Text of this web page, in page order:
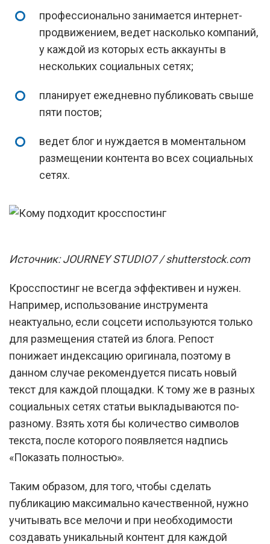
профессионально занимается интернет-
продвижением, ведет насколько компаний,
у каждой из которых есть аккаунты в
нескольких социальных сетях;
планирует ежедневно публиковать свыше
пяти постов;
ведет блог и нуждается в моментальном
размещении контента во всех социальных
сетях.
Источник: JOURNEY STUDIO7 / shutterstock.com
Кросспостинг не всегда эффективен и нужен.
Например, использование инструмента
неактуально, если соцсети используются только
для размещения статей из блога. Репост
понижает индексацию оригинала, поэтому в
данном случае рекомендуется писать новый
текст для каждой площадки. К тому же в разных
социальных сетях статьи выкладываются по-
разному. Взять хотя бы количество символов
текста, после которого появляется надпись
«Показать полностью».
Таким образом, для того, чтобы сделать
публикацию максимально качественной, нужно
учитывать все мелочи и при необходимости
создавать уникальный контент для каждой